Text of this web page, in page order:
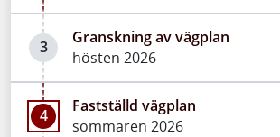
3
Granskning av vägplan
hösten 2026
4
Fastställd vägplan
sommaren 2026